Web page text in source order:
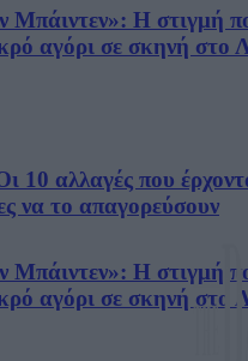
Μπάιντεν»: Η στιγμή
αγόρι σε σκηνή στο
10 αλλαγές που
να το απαγορεύσουν
Μπάιντεν»: Η στιγμή
αγόρι σε σκηνή στο